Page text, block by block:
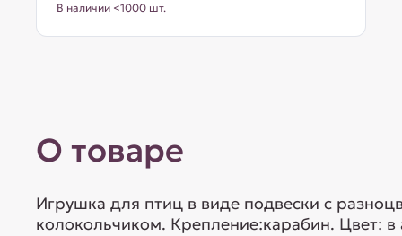
В наличии <1000 шт.
О товаре
Игрушка для птиц в виде подвески с
колокольчиком. Крепление:карабин. Цвет: